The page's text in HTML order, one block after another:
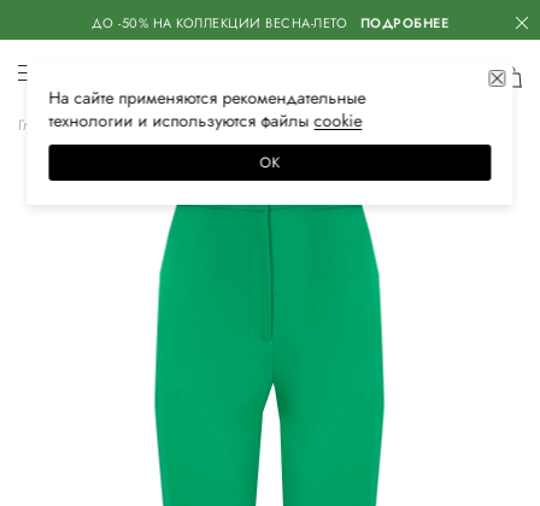
ДО -50% НА КОЛЛЕКЦИИ ВЕСНА-ЛЕТО ПОДРОБНЕЕ
Главная Женская Одежда Брюки Зауженные
На сайте применяются рекомендательные
технологии и используются файлысооkiе
ОК